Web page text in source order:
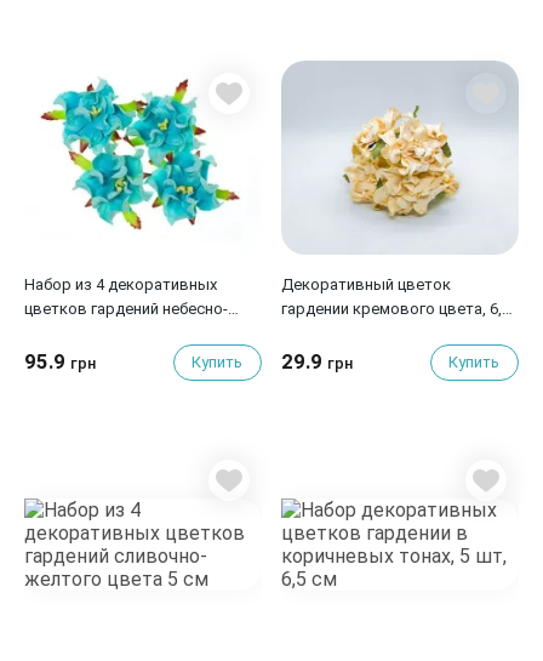
Набор из 4 декоративных
цветков гардений небесно-
95.9 грн Купить
Декоративный цветок
гардении кремового цвета, 6,5
29.9 грн Купить